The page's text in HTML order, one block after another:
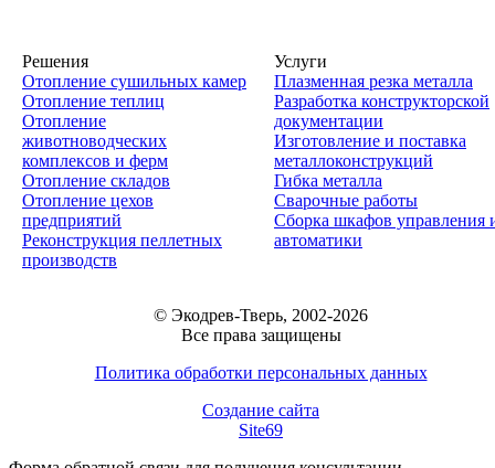
Решения
Отопление сушильных камер
Отопление теплиц
Отопление
животноводческих
комплексов и ферм
Отопление складов
Отопление цехов
предприятий
Реконструкция пеллетных
производств
Услуги
Плазменная резка металла
Разработка конструкторской
документации
Изготовление и поставка
металлоконструкций
Гибка металла
Сварочные работы
Сборка шкафов управления
автоматики
© Экодрев-Тверь, 2002-2026
Все права защищены
Политика обработки персональных данных
Создание сайта
Site69